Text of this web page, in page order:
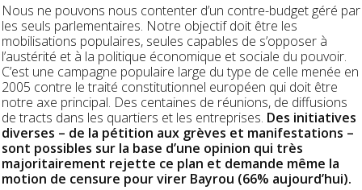
Nous ne pouvons nous contenter d’un contre-budget géré par
les seuls parlementaires. Notre objectif doit être les
mobilisations populaires, seules capables de s’opposer à
l’austérité et à la politique économique et sociale du pouvoir.
C’est une campagne populaire large du type de celle menée en
2005 contre le traité constitutionnel européen qui doit être
notre axe principal. Des centaines de réunions, de diffusions
de tracts dans les quartiers et les entreprises. Des initiatives
diverses – de la pétition aux grèves et manifestations –
sont possibles sur la base d’une opinion qui très
majoritairement rejette ce plan et demande même la
motion de censure pour virer Bayrou (66% aujourd’hui).